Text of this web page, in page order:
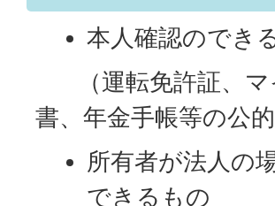
本人確認のでき
（運転免許証、マ
書、年金手帳等の公
所有者が法人の
できるもの